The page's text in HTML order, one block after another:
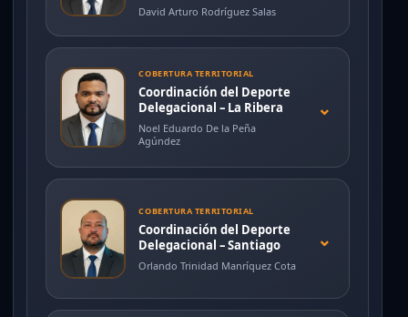
David Arturo Rodríguez Salas
COBERTURA TERRITORIAL
Coordinación del Deporte
Delegacional – La Ribera
Noel Eduardo De la Peña
Agúndez
⌄
COBERTURA TERRITORIAL
Coordinación del Deporte
Delegacional – Santiago
Orlando Trinidad Manríquez Cota
⌄